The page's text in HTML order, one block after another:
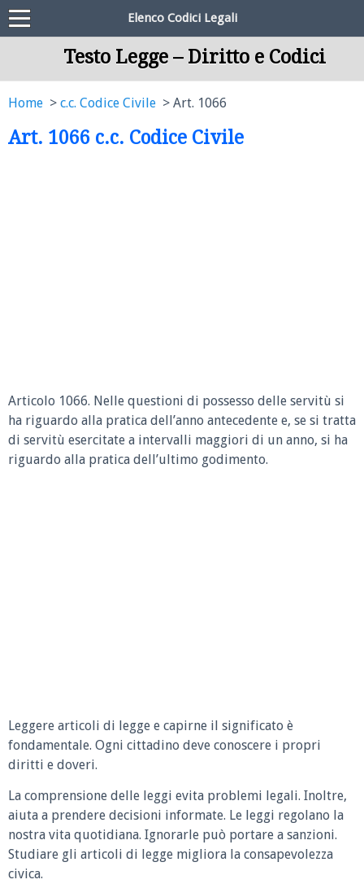
Elenco Codici Legali
Testo Legge – Diritto e Codici
Home c.c. Codice Civile Art. 1066
Art. 1066 c.c. Codice Civile
Articolo 1066. Nelle questioni di possesso delle servitù si
ha riguardo alla pratica dell’anno antecedente e, se si tratta
di servitù esercitate a intervalli maggiori di un anno, si ha
riguardo alla pratica dell’ultimo godimento.
Leggere articoli di legge e capirne il significato è
fondamentale. Ogni cittadino deve conoscere i propri
diritti e doveri.
La comprensione delle leggi evita problemi legali. Inoltre,
aiuta a prendere decisioni informate. Le leggi regolano la
nostra vita quotidiana. Ignorarle può portare a sanzioni.
Studiare gli articoli di legge migliora la consapevolezza
civica.